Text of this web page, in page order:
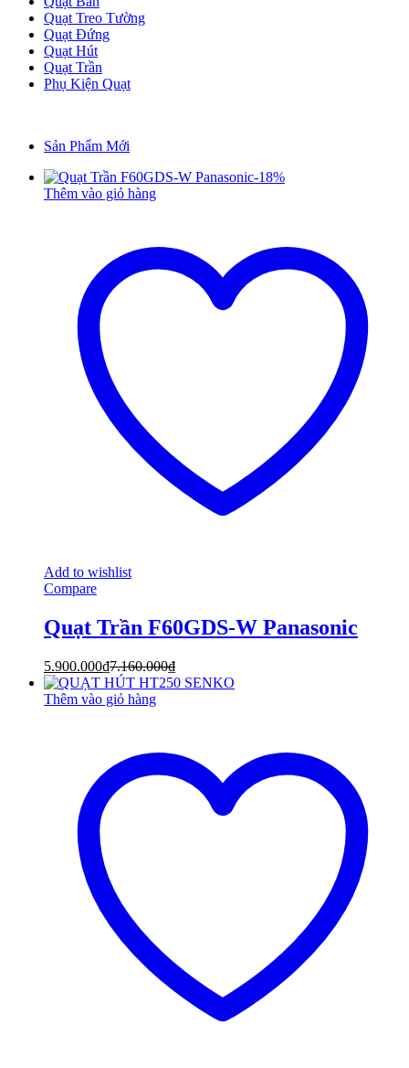
Quạt Treo Tường
Quạt Đứng
Quạt Hút
Quạt Trần
Phụ Kiện Quạt
Sản Phẩm Mới
-18%
Thêm vào giỏ hàng
Add to wishlist
Compare
Quạt Trần F60GDS-W Panasonic
5.900.000₫7.160.000₫
Thêm vào giỏ hàng